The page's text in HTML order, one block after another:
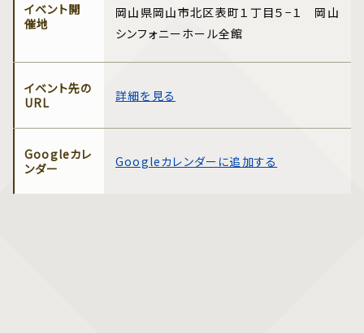
イベント開
催地
岡山県岡山市北区表町１丁目５−１ 岡山
シンフォニーホール全館
イベント先の
URL
詳細を見る
Googleカレ
ンダー
Googleカレンダーに追加する